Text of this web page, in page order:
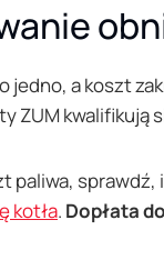
jedno, a koszt
ZUM
paliwa,
kotła. Dopłata